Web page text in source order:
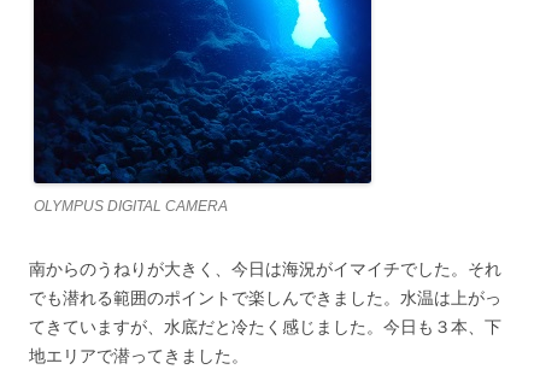
OLYMPUS DIGITAL CAMERA
南からのうねりが大きく、今日は海況がイマイチでした。それ
でも潜れる範囲のポイントで楽しんできました。水温は上がっ
てきていますが、水底だと冷たく感じました。今日も３本、下
地エリアで潜ってきました。